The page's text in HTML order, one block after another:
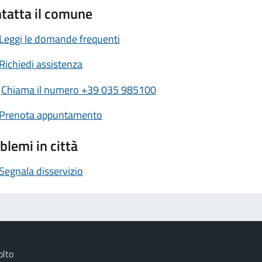
il comune
le domande frequenti
assistenza
Chiama il numero +39 035 985100
appuntamento
in città
disservizio